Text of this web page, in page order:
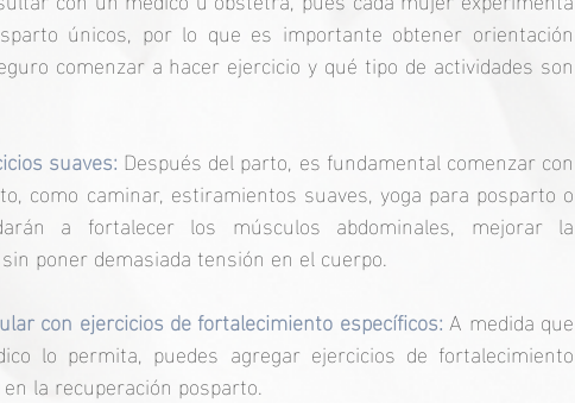
únicos, por lo que es importante obtener orientación
comenzar a hacer ejercicio y qué tipo de actividades son
suaves: Después del parto, es fundamental comenzar con
como caminar, estiramientos suaves, yoga para posparto o
a fortalecer los músculos abdominales, mejorar la
poner demasiada tensión en el cuerpo.
con ejercicios de fortalecimiento específicos: A medida que
lo permita, puedes agregar ejercicios de fortalecimiento
la recuperación posparto.